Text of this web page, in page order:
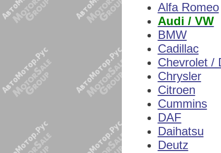
Alfa Romeo
Audi / VW
BMW
Cadillac
Chevrolet /
Chrysler
Citroen
Cummins
DAF
Daihatsu
Deutz